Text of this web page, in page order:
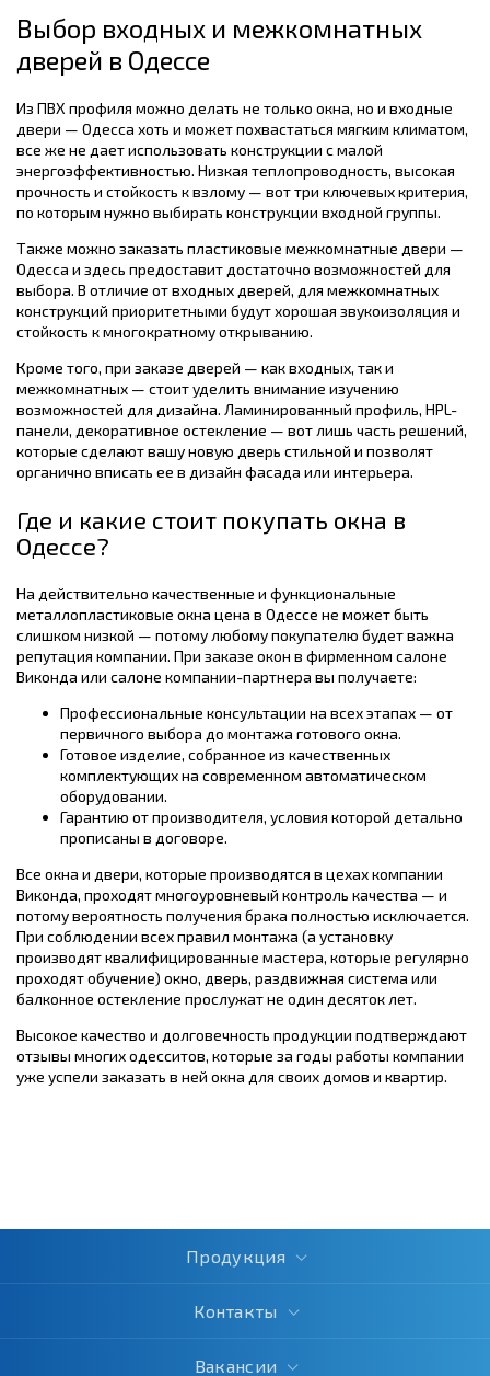
Выбор входных и межкомнатных
дверей в Одессе
Из ПВХ профиля можно делать не только окна, но и входные
двери — Одесса хоть и может похвастаться мягким климатом,
все же не дает использовать конструкции с малой
энергоэффективностью. Низкая теплопроводность, высокая
прочность и стойкость к взлому — вот три ключевых критерия,
по которым нужно выбирать конструкции входной группы.
Также можно заказать пластиковые межкомнатные двери —
Одесса и здесь предоставит достаточно возможностей для
выбора. В отличие от входных дверей, для межкомнатных
конструкций приоритетными будут хорошая звукоизоляция и
стойкость к многократному открыванию.
Кроме того, при заказе дверей — как входных, так и
межкомнатных — стоит уделить внимание изучению
возможностей для дизайна. Ламинированный профиль, HPL-
панели, декоративное остекление — вот лишь часть решений,
которые сделают вашу новую дверь стильной и позволят
органично вписать ее в дизайн фасада или интерьера.
Где и какие стоит покупать окна в
Одессе?
На действительно качественные и функциональные
металлопластиковые окна цена в Одессе не может быть
слишком низкой — потому любому покупателю будет важна
репутация компании. При заказе окон в фирменном салоне
Виконда или салоне компании-партнера вы получаете:
Профессиональные консультации на всех этапах — от
первичного выбора до монтажа готового окна.
Готовое изделие, собранное из качественных
комплектующих на современном автоматическом
оборудовании.
Гарантию от производителя, условия которой детально
прописаны в договоре.
Все окна и двери, которые производятся в цехах компании
Виконда, проходят многоуровневый контроль качества — и
потому вероятность получения брака полностью исключается.
При соблюдении всех правил монтажа (а установку
производят квалифицированные мастера, которые регулярно
проходят обучение) окно, дверь, раздвижная система или
балконное остекление прослужат не один десяток лет.
Высокое качество и долговечность продукции подтверждают
отзывы многих одесситов, которые за годы работы компании
уже успели заказать в ней окна для своих домов и квартир.
Продукция
Контакты
Вакансии